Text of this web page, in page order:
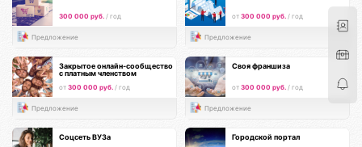
300 000 руб. / год
Предложение
от 300 000 руб. / год
Предложение
Закрытое онлайн-сообщество
с платным членством
от 300 000 руб. / год
Предложение
Своя франшиза
от 300 000 руб. / год
Предложение
Соцсеть ВУЗа Городской портал